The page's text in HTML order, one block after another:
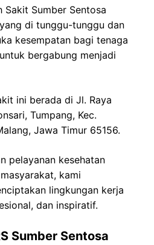
Sakit Sumber Sentosa
di tunggu-tunggu dan
kesempatan bagi tenaga
bergabung menjadi
ini berada di Jl. Raya
Tumpang, Kec.
Jawa Timur 65156.
pelayanan kesehatan
kami
lingkungan kerja
dan inspiratif.
Sumber Sentosa